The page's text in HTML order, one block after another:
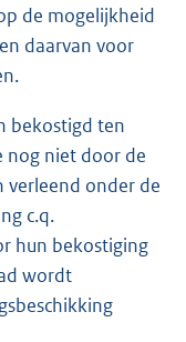
de mogelijkheid
daarvan voor
bekostigd ten
nog niet door de
verleend onder de
c.q.
hun bekostiging
wordt